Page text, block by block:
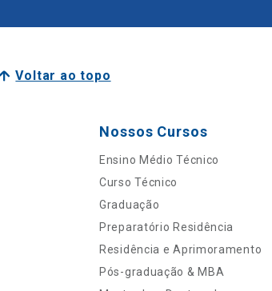
Voltar ao topo
Nossos Cursos
Ensino Médio Técnico
Curso Técnico
Graduação
Preparatório Residência
Residência e Aprimoramento
Pós-graduação & MBA